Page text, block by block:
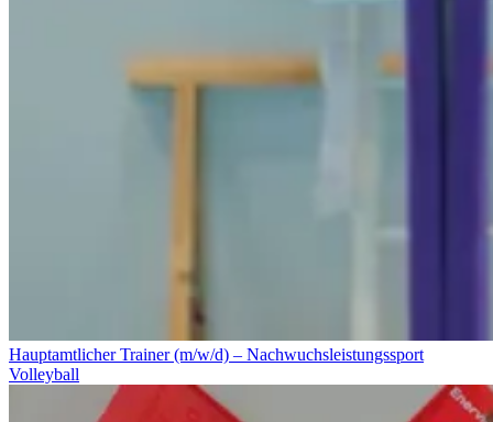
Hauptamtlicher Trainer (m/w/d) – Nachwuchsleistungssport
Volleyball